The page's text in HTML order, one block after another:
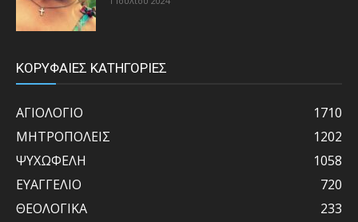
ΚΟΡΥΦΑΙΕΣ ΚΑΤΗΓΟΡΙΕΣ
ΑΓΙΟΛΟΓΙΟ
1710
ΜΗΤΡΟΠΟΛΕΙΣ
1202
ΨΥΧΩΦΕΛΗ
1058
ΕΥΑΓΓΕΛΙΟ
720
ΘΕΟΛΟΓΙΚΑ
233